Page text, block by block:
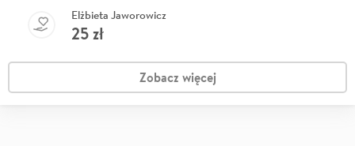
Elżbieta Jaworowicz
25zł
Zobacz więcej